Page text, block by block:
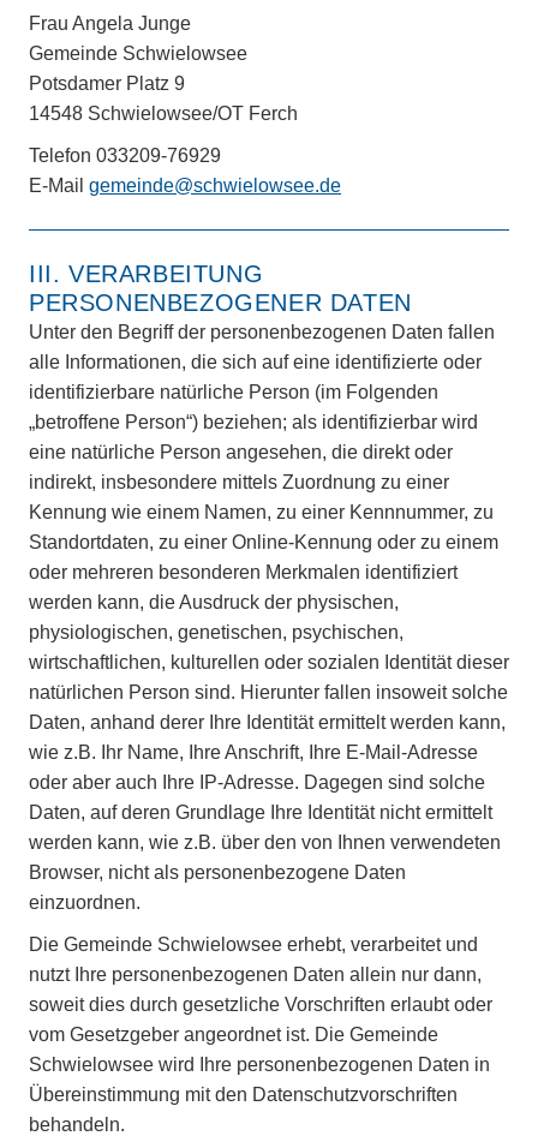
Frau Angela Junge
Gemeinde Schwielowsee
Potsdamer Platz 9
14548 Schwielowsee/OT Ferch
Telefon 033209-76929
E-Mail gemeinde@schwielowsee.de
III. VERARBEITUNG
PERSONENBEZOGENER DATEN
Unter den Begriff der personenbezogenen Daten fallen
alle Informationen, die sich auf eine identifizierte oder
identifizierbare natürliche Person (im Folgenden
„betroffene Person“) beziehen; als identifizierbar wird
eine natürliche Person angesehen, die direkt oder
indirekt, insbesondere mittels Zuordnung zu einer
Kennung wie einem Namen, zu einer Kennnummer, zu
Standortdaten, zu einer Online-Kennung oder zu einem
oder mehreren besonderen Merkmalen identifiziert
werden kann, die Ausdruck der physischen,
physiologischen, genetischen, psychischen,
wirtschaftlichen, kulturellen oder sozialen Identität dieser
natürlichen Person sind. Hierunter fallen insoweit solche
Daten, anhand derer Ihre Identität ermittelt werden kann,
wie z.B. Ihr Name, Ihre Anschrift, Ihre E-Mail-Adresse
oder aber auch Ihre IP-Adresse. Dagegen sind solche
Daten, auf deren Grundlage Ihre Identität nicht ermittelt
werden kann, wie z.B. über den von Ihnen verwendeten
Browser, nicht als personenbezogene Daten
einzuordnen.
Die Gemeinde Schwielowsee erhebt, verarbeitet und
nutzt Ihre personenbezogenen Daten allein nur dann,
soweit dies durch gesetzliche Vorschriften erlaubt oder
vom Gesetzgeber angeordnet ist. Die Gemeinde
Schwielowsee wird Ihre personenbezogenen Daten in
Übereinstimmung mit den Datenschutzvorschriften
behandeln.